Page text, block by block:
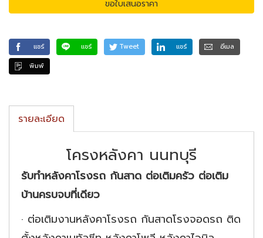
ขอใบเสนอราคา
แชร์ แชร์ Tweet แชร์
อีเมล
พิมพ์
รายละเอียด
โครงหลังคา นนทบุรี
รับทำหลังคาโรงรถ กันสาด ต่อเติมครัว ต่อเติม
บ้านครบจบที่เดียว
· ต่อเติมงานหลังคาโรงรถ กันสาดโรงจอดรถ ติด